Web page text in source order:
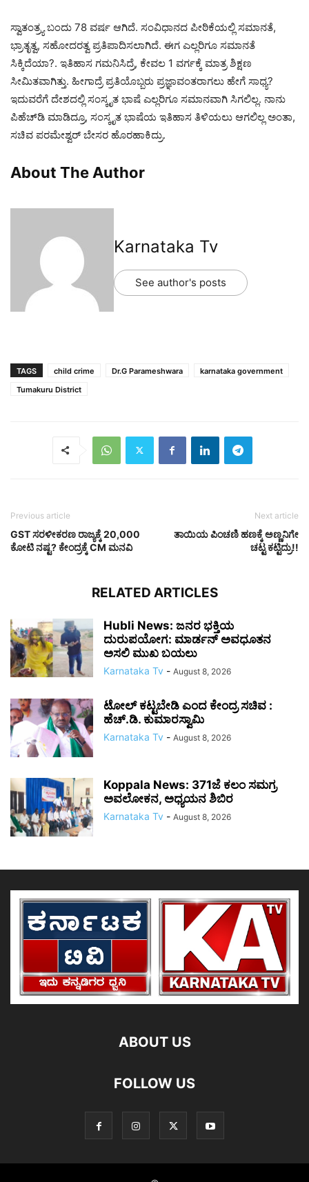
ಸ್ವಾತಂತ್ರ್ಯ ಬಂದು 78 ವರ್ಷ ಆಗಿದೆ. ಸಂವಿಧಾನದ ಪೀಠಿಕೆಯಲ್ಲಿ ಸಮಾನತೆ,
ಭ್ರಾತೃತ್ವ, ಸಹೋದರತ್ವ ಪ್ರತಿಪಾದಿಸಲಾಗಿದೆ. ಈಗ ಎಲ್ಲರಿಗೂ ಸಮಾನತೆ
ಸಿಕ್ಕಿದೆಯಾ?. ಇತಿಹಾಸ ಗಮನಿಸಿದ್ರೆ, ಕೇವಲ 1 ವರ್ಗಕ್ಕೆ ಮಾತ್ರ ಶಿಕ್ಷಣ
ಸೀಮಿತವಾಗಿತ್ತು. ಹೀಗಾದ್ರೆ ಪ್ರತಿಯೊಬ್ಬರು ಪ್ರಜ್ಞಾವಂತರಾಗಲು ಹೇಗೆ ಸಾಧ್ಯ?
ಇದುವರೆಗೆ ದೇಶದಲ್ಲಿ ಸಂಸ್ಕೃತ ಭಾಷೆ ಎಲ್ಲರಿಗೂ ಸಮಾನವಾಗಿ ಸಿಗಲಿಲ್ಲ. ನಾನು
ಪಿಹೆಚ್‌ಡಿ ಮಾಡಿದ್ರೂ, ಸಂಸ್ಕೃತ ಭಾಷೆಯ ಇತಿಹಾಸ ತಿಳಿಯಲು ಆಗಲಿಲ್ಲ ಅಂತಾ,
ಸಚಿವ ಪರಮೇಶ್ವರ್‌ ಬೇಸರ ಹೊರಹಾಕಿದ್ರು.
About The Author
Karnataka Tv
See author's posts
TAGS child crime Dr.G Parameshwara
karnataka government
Tumakuru District
Previous article
GST ಸರಳೀಕರಣ ರಾಜ್ಯಕ್ಕೆ 20,000
ಕೋಟಿ ನಷ್ಟ? ಕೇಂದ್ರಕ್ಕೆ CM ಮನವಿ
Next article
ತಾಯಿಯ ಪಿಂಚಣಿ ಹಣಕ್ಕೆ ಅಣ್ಣನಿಗೇ
ಚಟ್ಟ ಕಟ್ಟಿದ್ರು!!
RELATED ARTICLES
Hubli News: ಜನರ ಭಕ್ತಿಯ
ದುರುಪಯೋಗ: ಮಾರ್ಡನ್ ಅವಧೂತನ
ಅಸಲಿ ಮುಖ ಬಯಲು
Karnataka Tv - August 8, 2026
ಟೋಲ್ ಕಟ್ಟಬೇಡಿ ಎಂದ ಕೇಂದ್ರ ಸಚಿವ :
ಹೆಚ್.ಡಿ. ಕುಮಾರಸ್ವಾಮಿ
Karnataka Tv - August 8, 2026
Koppala News: 371ಜೆ ಕಲಂ ಸಮಗ್ರ
ಅವಲೋಕನ, ಅಧ್ಯಯನ ಶಿಬಿರ
Karnataka Tv - August 8, 2026
ABOUT US
FOLLOW US